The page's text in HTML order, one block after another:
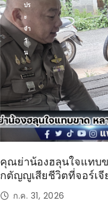
ปร
ะ
จำ
วั
น
คุณย่าน้องฮลุนใจแทบ
กตัญญูเสียชีวิตที่จอร์เจี
ก.ค. 31, 2026